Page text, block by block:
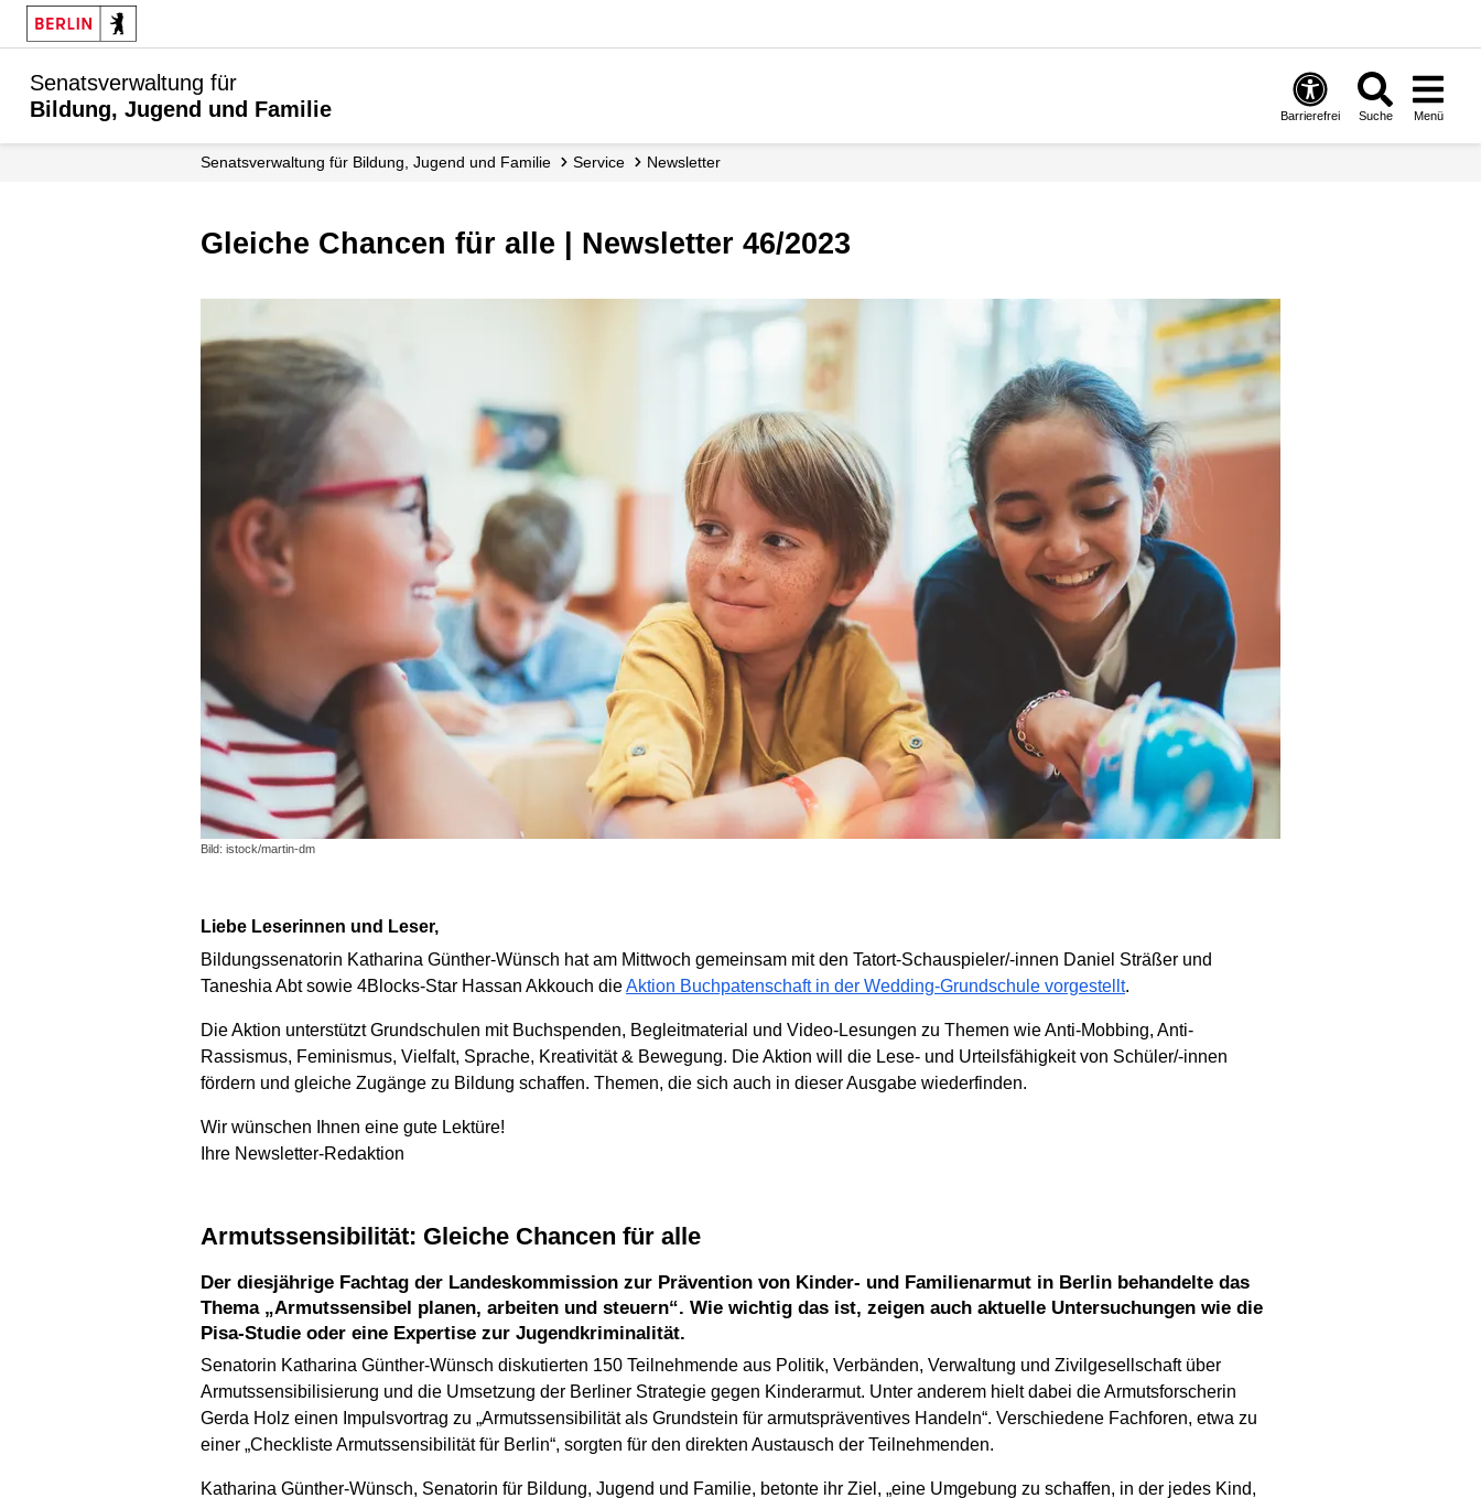
Senatsverwaltung für
Bildung, Jugend und Familie
Barrierefrei Suche Menü
Senats­verwaltung für Bildung, Jugend und Familie Service Newsletter
Gleiche Chancen für alle | Newsletter 46/2023
Bild: istock/martin-dm
Liebe Leserinnen und Leser,
Bildungssenatorin Katharina Günther-Wünsch hat am Mittwoch gemeinsam mit den Tatort-Schauspieler/-innen Daniel Sträßer und
Taneshia Abt sowie 4Blocks-Star Hassan Akkouch dieAktion Buchpatenschaft in der Wedding-Grundschule vorgestellt.
Die Aktion unterstützt Grundschulen mit Buchspenden, Begleitmaterial und Video-Lesungen zu Themen wie Anti-Mobbing, Anti-
Rassismus, Feminismus, Vielfalt, Sprache, Kreativität & Bewegung. Die Aktion will die Lese- und Urteilsfähigkeit von Schüler/-innen
fördern und gleiche Zugänge zu Bildung schaffen. Themen, die sich auch in dieser Ausgabe wiederfinden.
Wir wünschen Ihnen eine gute Lektüre!
Ihre Newsletter-Redaktion
Armutssensibilität: Gleiche Chancen für alle
Der diesjährige Fachtag der Landeskommission zur Prävention von Kinder- und Familienarmut in Berlin behandelte das
Thema „Armutssensibel planen, arbeiten und steuern“. Wie wichtig das ist, zeigen auch aktuelle Untersuchungen wie die
Pisa-Studie oder eine Expertise zur Jugendkriminalität.
Senatorin Katharina Günther-Wünsch diskutierten 150 Teilnehmende aus Politik, Verbänden, Verwaltung und Zivilgesellschaft über
Armutssensibilisierung und die Umsetzung der Berliner Strategie gegen Kinderarmut. Unter anderem hielt dabei die Armutsforscherin
Gerda Holz einen Impulsvortrag zu „Armutssensibilität als Grundstein für armutspräventives Handeln“. Verschiedene Fachforen, etwa zu
einer „Checkliste Armutssensibilität für Berlin“, sorgten für den direkten Austausch der Teilnehmenden.
Katharina Günther-Wünsch, Senatorin für Bildung, Jugend und Familie, betonte ihr Ziel, „eine Umgebung zu schaffen, in der jedes Kind,